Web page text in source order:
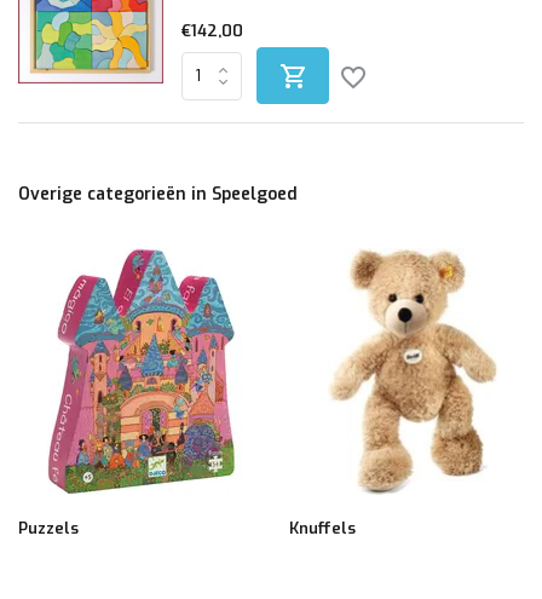
€142,00
Overige categorieën in Speelgoed
Puzzels Knuffels